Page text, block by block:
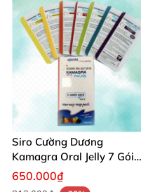
Siro Cường Dương
Kamagra Oral Jelly 7 Gói
Hương Trái Cây Tăng
Cường Sinh Lý Nam
650.000₫